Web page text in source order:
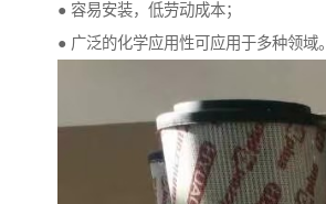
● 容易安装，低劳动成本；
● 广泛的化学应用性可应用于多种领域。